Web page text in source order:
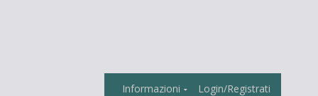
Informazioni Login/Registrati